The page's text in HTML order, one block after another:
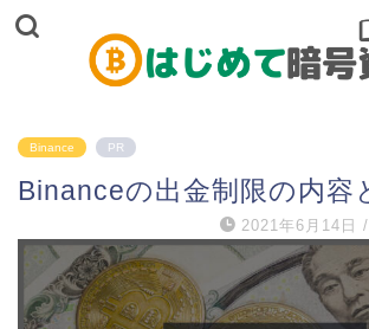
Binance PR
Binanceの出金制限の内容
2021年6月14日 /